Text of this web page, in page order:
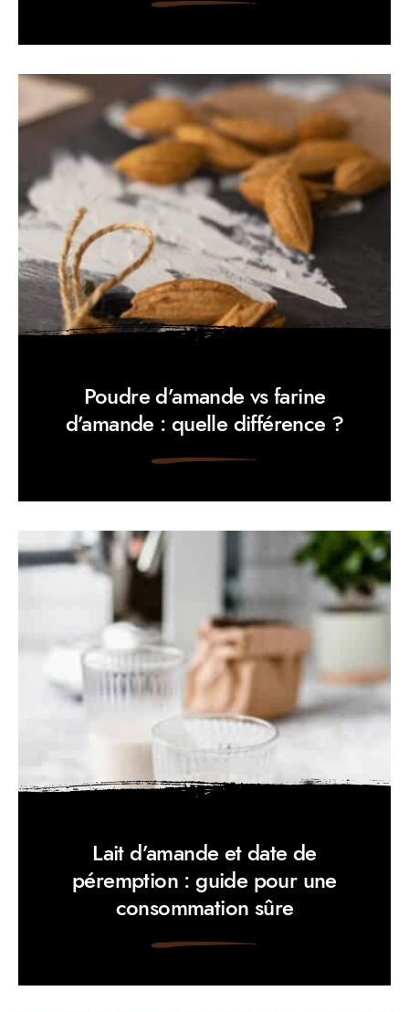
Poudre d’amande vs farine
d’amande : quelle différence ?
Lait d’amande et date de
péremption : guide pour une
consommation sûre